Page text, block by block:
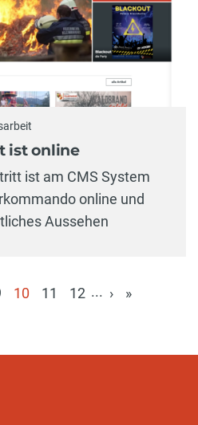
ist online
ist am CMS System
online und
Aussehen
10
11 12 ... › »